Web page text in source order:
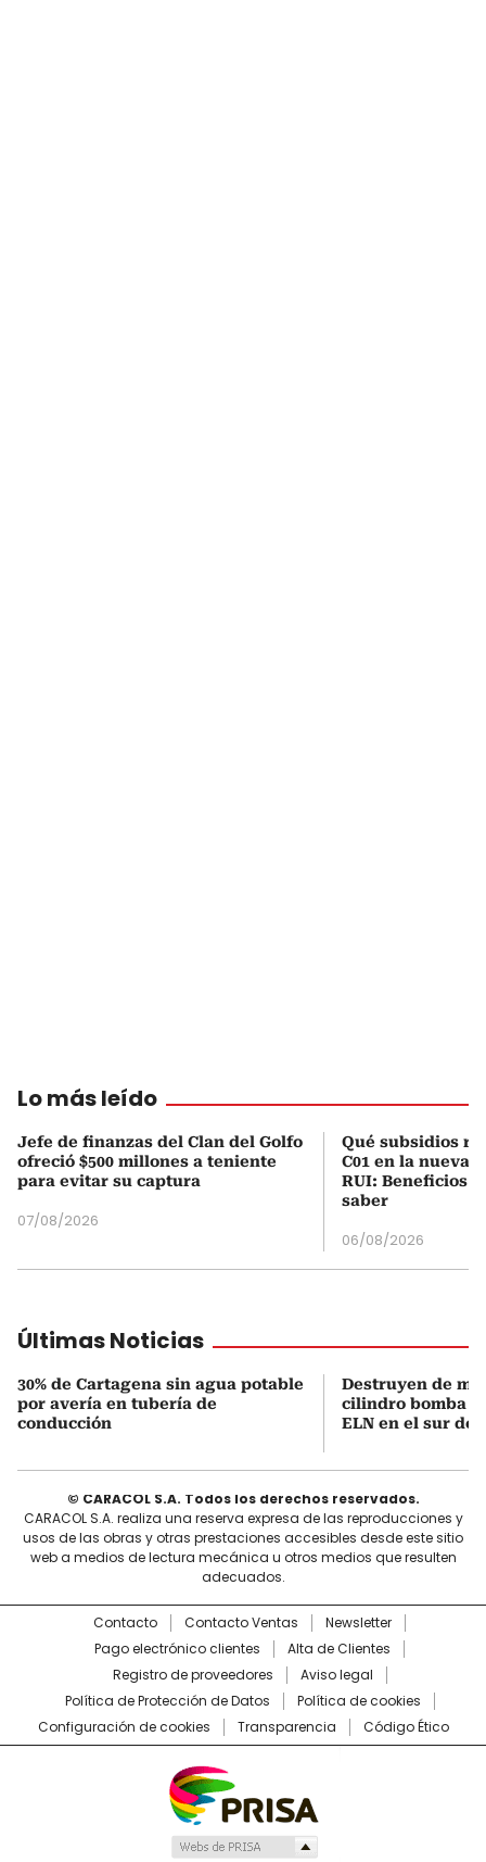
Lo más leído
Jefe de finanzas del Clan del Golfo
ofreció $500 millones a teniente
para evitar su captura
07/08/2026
Qué subsidios
C01 en la nueva
RUI: Beneficios
saber
06/08/2026
Últimas Noticias
30% de Cartagena sin agua potable
por avería en tubería de
conducción
Destruyen de
cilindro bomba
ELN en el sur de
© CARACOL S.A. Todos los derechos reservados.
CARACOL S.A. realiza una reserva expresa de las reproducciones y
usos de las obras y otras prestaciones accesibles desde este sitio
web a medios de lectura mecánica u otros medios que resulten
adecuados.
Contacto Contacto Ventas
Newsletter
Pago electrónico clientes
Alta de Clientes
Registro de proveedores
Aviso legal
Política de Protección de Datos
Política de cookies
Configuración de cookies
Transparencia Código Ético